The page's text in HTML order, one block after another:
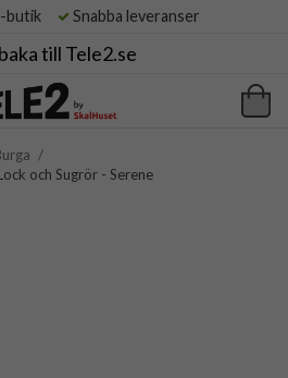
butik Snabba leveranser
till Tele2.se
/
och Sugrör - Serene